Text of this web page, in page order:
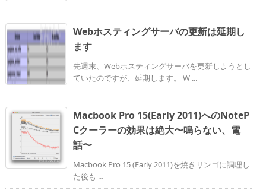
Webホスティングサーバの更新は延期し
ます
先週末、Webホスティングサーバを更新しようとし
ていたのですが、延期します。 W ...
Macbook Pro 15(Early 2011)へのNoteP
Cクーラーの効果は絶大〜鳴らない、電
話〜
Macbook Pro 15 (Early 2011)を焼きリンゴに調理し
た後も ...